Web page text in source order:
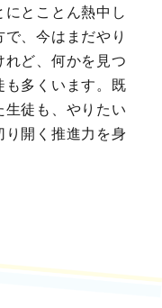
とことん熱中し
、今はまだやり
れど、何かを見つ
も多くいます。既
徒も、やりたい
り開く推進力を身